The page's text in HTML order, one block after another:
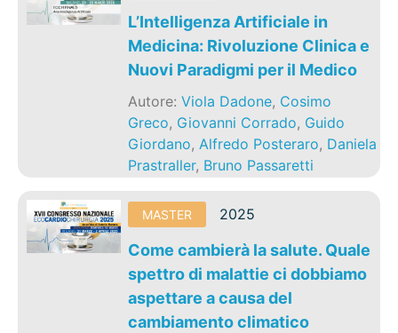
L’Intelligenza Artificiale in
Medicina: Rivoluzione Clinica e
Nuovi Paradigmi per il Medico
Autore:Viola Dadone, Cosimo
Greco, Giovanni Corrado, Guido
Giordano,Alfredo Posteraro, Daniela
Prastraller, Bruno Passaretti
MASTER 2025
Come cambierà la salute. Quale
spettro di malattie ci dobbiamo
aspettare a causa del
cambiamento climatico